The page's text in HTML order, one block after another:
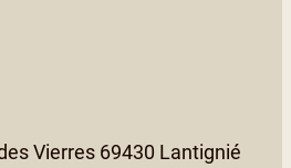
Vierres 69430 Lantignié